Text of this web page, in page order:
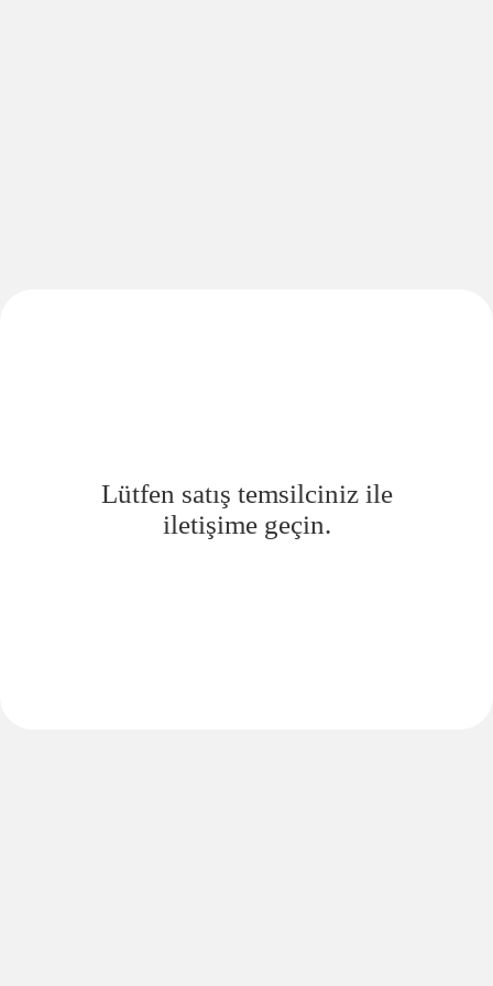
Lütfen satış temsilciniz ile
iletişime geçin.